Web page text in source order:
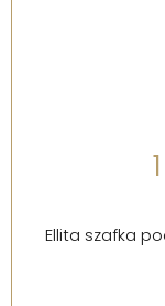
Ellita szafka